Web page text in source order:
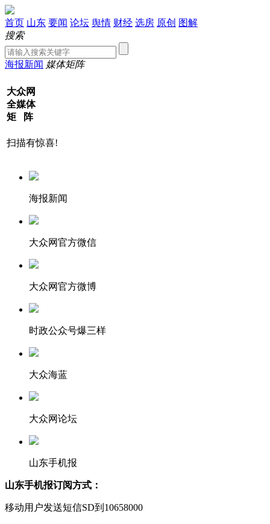
首页 山东 要闻 论坛 舆情 财经 选房 原创 图解
搜索
海报新闻 媒体矩阵
大众网
全媒体
矩 阵
扫描有惊喜!
海报新闻
大众网官方微信
大众网官方微博
时政公众号爆三样
大众海蓝
大众网论坛
山东手机报
山东手机报订阅方式：
移动用户发送短信SD到10658000